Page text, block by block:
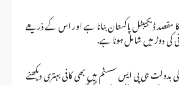
ڈیجیبٹل پاکستان بنانا ہے اور اس کے ذریعے
کی دوڑ میں شامل ہونا ہے.
جی پی ایس سسٹم میں بھی کافی بہتری دیکھنے